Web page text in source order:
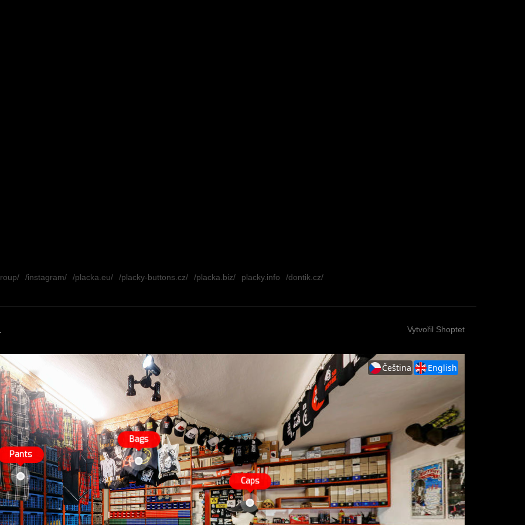
/instagram/ /placka.eu/ /placky-buttons.cz/ /placka.biz/ placky.info /dontik.cz/
Vytvořil Shoptet